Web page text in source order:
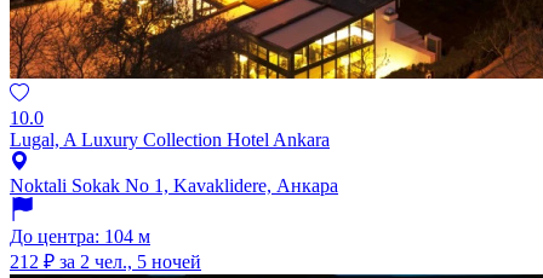
10.0
Lugal, A Luxury Collection Hotel Ankara
Noktali Sokak No 1, Kavaklidere, Анкара
До центра: 104 м
212 ₽ за 2 чел., 5 ночей